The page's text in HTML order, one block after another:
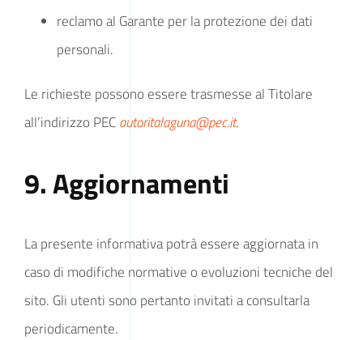
reclamo al Garante per la protezione dei dati
personali.
Le richieste possono essere trasmesse al Titolare
all’indirizzo PECautoritalaguna@pec.it.
9. Aggiornamenti
La presente informativa potrà essere aggiornata in
caso di modifiche normative o evoluzioni tecniche del
sito. Gli utenti sono pertanto invitati a consultarla
periodicamente.